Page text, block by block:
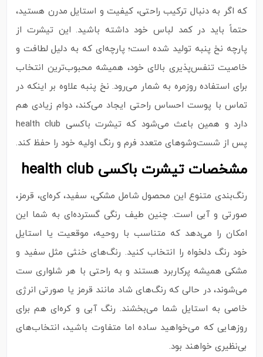
که اگر به دنبال ترکیب راحتی، کیفیت و استایل مدرن هستید،
حتماً باید در کمد لباس خود داشته باشید. این تیشرت از
پارچه نخ پنبه تولید شده است؛ پارچه‌ای که به دلیل لطافت و
خاصیت تنفس‌پذیری بالای خود، همیشه محبوب‌ترین انتخاب
برای استفاده روزمره به شمار می‌رود. نخ پنبه علاوه بر اینکه در
تماس با پوست احساس راحتی ایجاد می‌کند، دوام زیادی هم
دارد و همین باعث می‌شود که تیشرت باکسی health club
پس از شست‌وشوهای متعدد فرم و رنگ اولیه خود را حفظ کند.
مشخصات تیشرت باکسی health club
رنگ‌بندی متنوع این محصول شامل مشکی، سفید، کره‌ای، قرمز،
صورتی و آبی است. چنین طیف رنگی گسترده‌ای به شما این
امکان را می‌دهد که متناسب با روحیه، موقعیت یا استایل
خود رنگ دلخواه را انتخاب کنید. رنگ‌های خنثی مثل سفید و
مشکی همیشه پرکاربرد هستند و به راحتی با هر شلواری ست
می‌شوند، در حالی که رنگ‌های شاد مانند قرمز یا صورتی انرژی
خاصی به استایل شما می‌بخشند. رنگ آبی و کره‌ای هم برای
روزهایی که می‌خواهید ساده اما متفاوت باشید، انتخاب‌های
بی‌نظیری خواهند بود.